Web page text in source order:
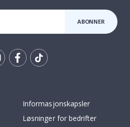
ABONNER
Informasjonskapsler
Løsninger for bedrifter